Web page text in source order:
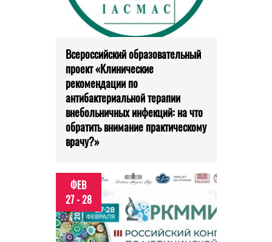
Всероссийский образовательный
проект «Клинические
рекомендации по
антибактериальной терапии
внебольничных инфекций: на что
обратить внимание практическому
врачу?»
ФЕВ
27 - 28